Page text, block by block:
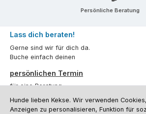
Persönliche Beratung
Lass dich beraten!
Gerne sind wir für dich da.
Buche einfach deinen
persönlichen Termin
für eine Beratung.
Oder über unserKontaktformular.
Hunde lieben Kekse. Wir verwenden
Anzeigen zu personalisieren, Funktion für